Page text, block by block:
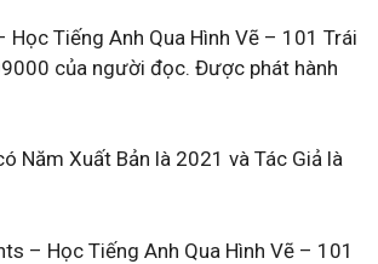
Học Tiếng Anh Qua Hình Vẽ – 101 Trái
của người đọc. Được phát hành
Năm Xuất Bản là 2021 và Tác Giả là
– Học Tiếng Anh Qua Hình Vẽ – 101